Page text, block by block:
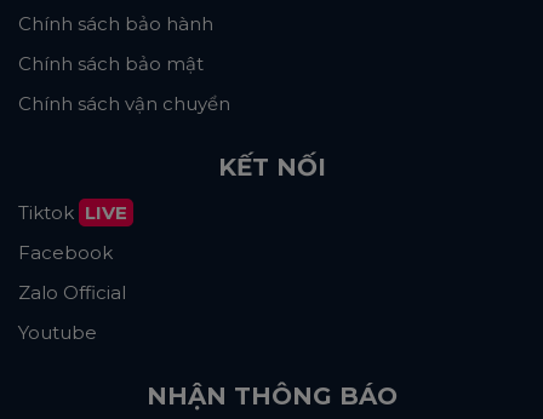
Chính sách bảo hành
Chính sách bảo mật
Chính sách vận chuyển
KẾT NỐI
Tiktok LIVE
Facebook
Zalo Official
Youtube
NHẬN THÔNG BÁO